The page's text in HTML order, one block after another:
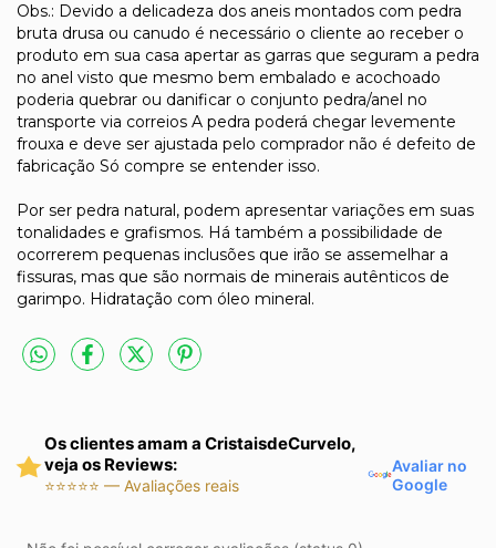
Obs.: Devido a delicadeza dos aneis montados com pedra
bruta drusa ou canudo é necessário o cliente ao receber o
produto em sua casa apertar as garras que seguram a pedra
no anel visto que mesmo bem embalado e acochoado
poderia quebrar ou danificar o conjunto pedra/anel no
transporte via correios A pedra poderá chegar levemente
frouxa e deve ser ajustada pelo comprador não é defeito de
fabricação Só compre se entender isso.
Por ser pedra natural, podem apresentar variações em suas
tonalidades e grafismos. Há também a possibilidade de
ocorrerem pequenas inclusões que irão se assemelhar a
fissuras, mas que são normais de minerais autênticos de
garimpo. Hidratação com óleo mineral.
Os clientes amam a CristaisdeCurvelo,
veja os Reviews:
⭐⭐⭐⭐⭐ — Avaliações reais
Avaliar no
Google